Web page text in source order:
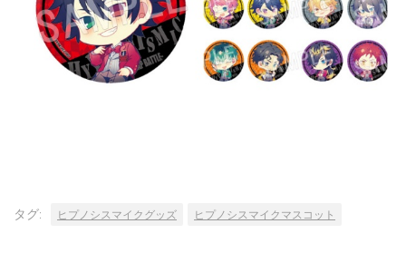
タグ: ヒプノシスマイクグッズ ヒプノシスマイクマスコット